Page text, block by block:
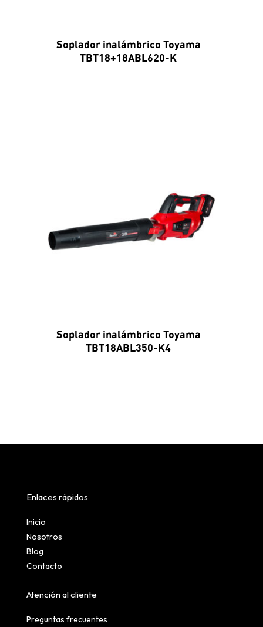
Soplador inalámbrico Toyama
TBT18+18ABL620-K
Soplador inalámbrico Toyama
TBT18ABL350-K4
Enlaces rápidos
Inicio
Nosotros
Blog
Contacto
Atención al cliente
Preguntas frecuentes